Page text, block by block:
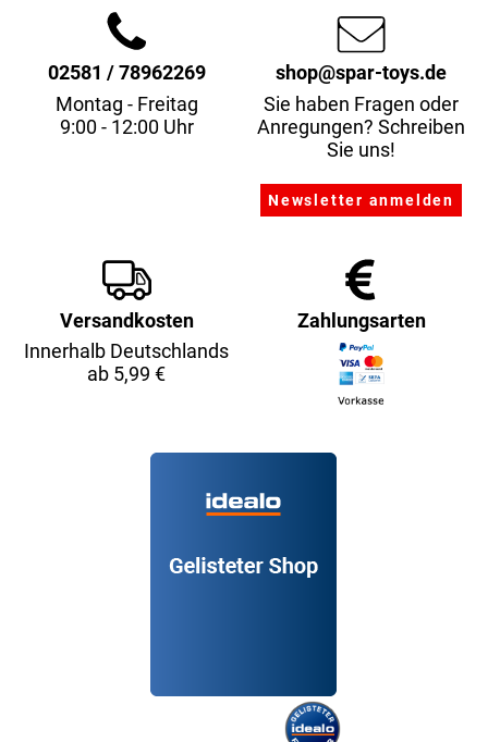
02581 / 78962269
Montag - Freitag
9:00 - 12:00 Uhr
shop@spar-toys.de
Sie haben Fragen oder
Anregungen? Schreiben
Sie uns!
Versandkosten
Innerhalb Deutschlands
ab 5,99 €
Zahlungsarten